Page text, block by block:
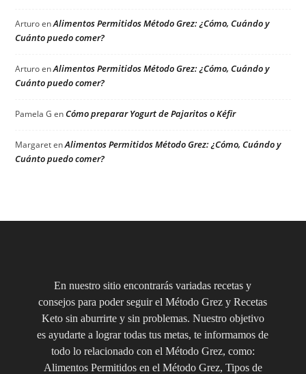
ArturoenAlimentos Permitidos Método Grez: ¿Cómo, Cuándo y
Cuánto puedo comer?
ArturoenAlimentos Permitidos Método Grez: ¿Cómo, Cuándo y
Cuánto puedo comer?
Pamela G enCómo preparar Yogurt de Pajaritos o Kéfir
MargaretenAlimentos Permitidos Método Grez: ¿Cómo, Cuándo y
Cuánto puedo comer?
En nuestro sitio encontrarás variadas recetas y
consejos para poder seguir el Método Grez y Recetas
Keto sin aburrirte y sin problemas. Nuestro objetivo
es ayudarte a lograr todas tus metas, te informamos de
todo lo relacionado con el Método Grez, como:
Alimentos Permitidos en el Método Grez, Tipos de